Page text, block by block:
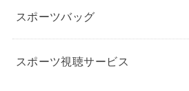
スポーツバッグ
スポーツ視聴サービス